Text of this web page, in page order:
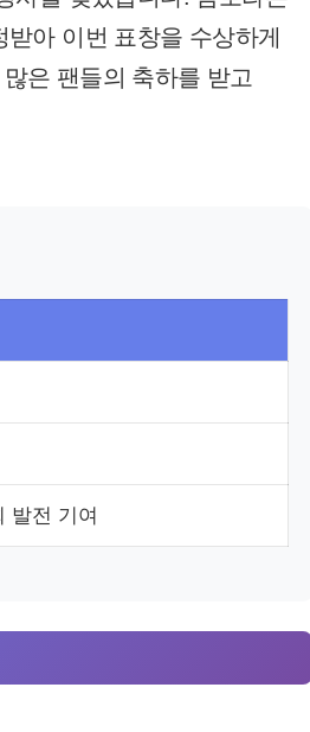
아 이번 표창을 수상하게
은 팬들의 축하를 받고
발전 기여